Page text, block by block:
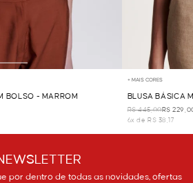
BOLSO - MARROM
+ MAIS CORES
BLUSA BÁSICA
R$ 445,00R$
6x de R$ 38,17
por dentro de todas as novidades, ofertas